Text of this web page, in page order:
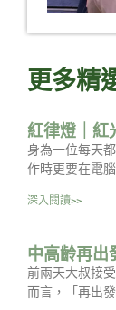
更多精
紅律燈｜紅
身為一位每天
作時更要在電
深入閱讀>>
中高齡再出
前兩天大叔接
而言，「再出